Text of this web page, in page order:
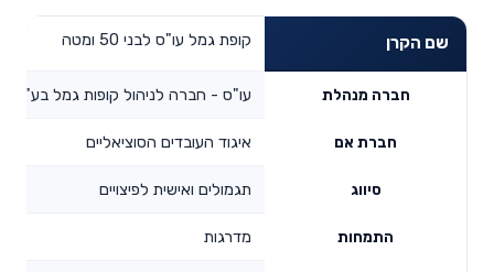
שם הקרן קופת גמל עו"ס לבני 50 ומטה
חברה מנהלת עו"ס - חברה לניהול קופות גמל בע"מ
חברת אם איגוד העובדים הסוציאליים
סיווג תגמולים ואישית לפיצויים
התמחות מדרגות